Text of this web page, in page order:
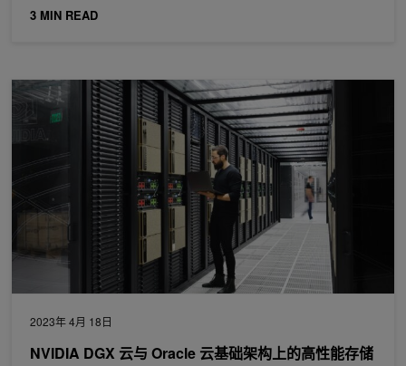
3 MIN READ
2023年 4月 18日
NVIDIA DGX 云与 Oracle 云基础架构上的高性能存储
NVIDIA DGX 云与 Oracle 云基础架构上的高性能存储